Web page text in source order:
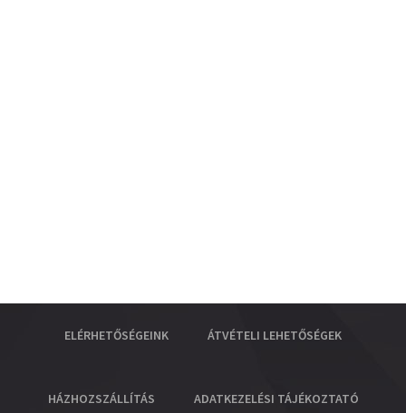
ELÉRHETŐSÉGEINK ÁTVÉTELI LEHETŐSÉGEK
HÁZHOZSZÁLLÍTÁS ADATKEZELÉSI TÁJÉKOZTATÓ